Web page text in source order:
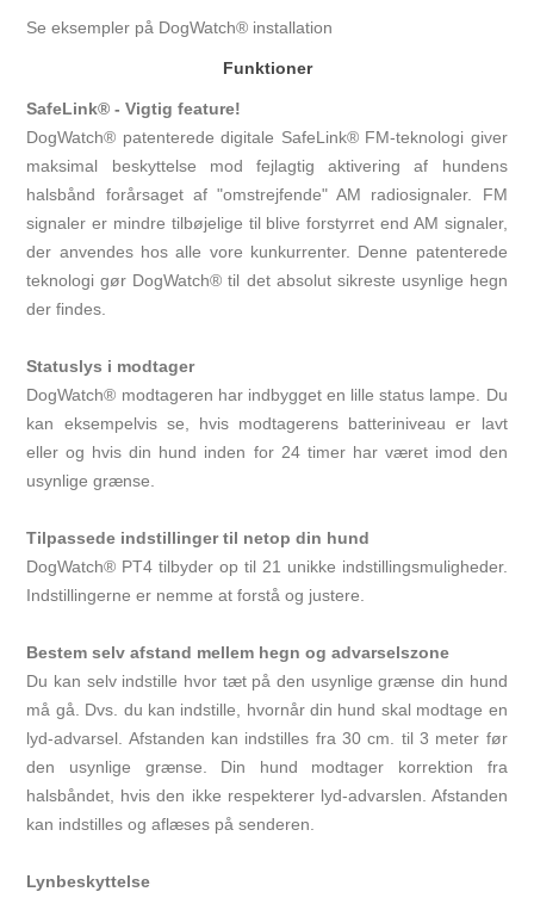
Se eksempler på DogWatch® installation
Funktioner
SafeLink® - Vigtig feature!
DogWatch® patenterede digitale SafeLink® FM-teknologi giver
maksimal beskyttelse mod fejlagtig aktivering af hundens
halsbånd forårsaget af "omstrejfende" AM radiosignaler. FM
signaler er mindre tilbøjelige til blive forstyrret end AM signaler,
der anvendes hos alle vore kunkurrenter. Denne patenterede
teknologi gør DogWatch® til det absolut sikreste usynlige hegn
der findes.
Statuslys i modtager
DogWatch® modtageren har indbygget en lille status lampe. Du
kan eksempelvis se, hvis modtagerens batteriniveau er lavt
eller og hvis din hund inden for 24 timer har været imod den
usynlige grænse.
Tilpassede indstillinger til netop din hund
DogWatch® PT4 tilbyder op til 21 unikke indstillingsmuligheder.
Indstillingerne er nemme at forstå og justere.
Bestem selv afstand mellem hegn og advarselszone
Du kan selv indstille hvor tæt på den usynlige grænse din hund
må gå. Dvs. du kan indstille, hvornår din hund skal modtage en
lyd-advarsel. Afstanden kan indstilles fra 30 cm. til 3 meter før
den usynlige grænse. Din hund modtager korrektion fra
halsbåndet, hvis den ikke respekterer lyd-advarslen. Afstanden
kan indstilles og aflæses på senderen.
Lynbeskyttelse